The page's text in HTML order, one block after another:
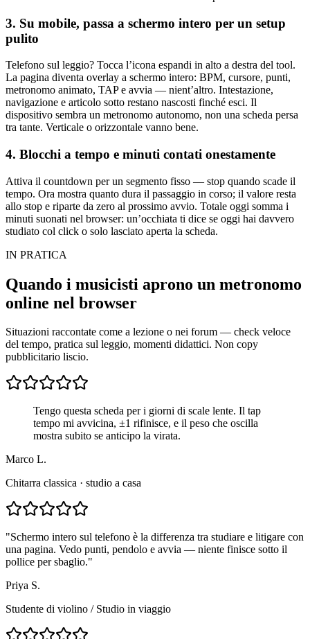
3. Su mobile, passa a schermo intero per un setup
pulito
Telefono sul leggio? Tocca l’icona espandi in alto a destra del tool.
La pagina diventa overlay a schermo intero: BPM, cursore, punti,
metronomo animato, TAP e avvia — nient’altro. Intestazione,
navigazione e articolo sotto restano nascosti finché esci. Il
dispositivo sembra un metronomo autonomo, non una scheda persa
tra tante. Verticale o orizzontale vanno bene.
4. Blocchi a tempo e minuti contati onestamente
Attiva il countdown per un segmento fisso — stop quando scade il
tempo. Ora mostra quanto dura il passaggio in corso; il valore resta
allo stop e riparte da zero al prossimo avvio. Totale oggi somma i
minuti suonati nel browser: un’occhiata ti dice se oggi hai davvero
studiato col click o solo lasciato aperta la scheda.
IN PRATICA
Quando i musicisti aprono un metronomo
online nel browser
Situazioni raccontate come a lezione o nei forum — check veloce
del tempo, pratica sul leggio, momenti didattici. Non copy
pubblicitario liscio.
Tengo questa scheda per i giorni di scale lente. Il tap
tempo mi avvicina, ±1 rifinisce, e il peso che oscilla
mostra subito se anticipo la virata.
Marco L.
Chitarra classica · studio a casa
"Schermo intero sul telefono è la differenza tra studiare e litigare con
una pagina. Vedo punti, pendolo e avvia — niente finisce sotto il
pollice per sbaglio."
Priya S.
Studente di violino / Studio in viaggio